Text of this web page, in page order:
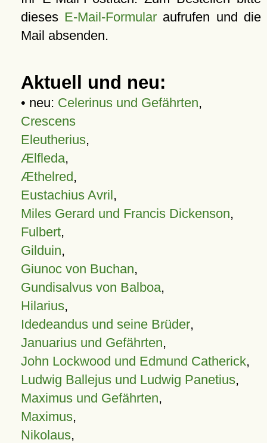
dieses E-Mail-Formular aufrufen und die
Mail absenden.
Aktuell und neu:
• neu: Celerinus und Gefährten,
Crescens
Eleutherius,
Ælfleda,
Æthelred,
Eustachius Avril,
Miles Gerard und Francis Dickenson,
Fulbert,
Gilduin,
Giunoc von Buchan,
Gundisalvus von Balboa,
Hilarius,
Idedeandus und seine Brüder,
Januarius und Gefährten,
John Lockwood und Edmund Catherick,
Ludwig Ballejus und Ludwig Panetius,
Maximus und Gefährten,
Maximus,
Nikolaus,